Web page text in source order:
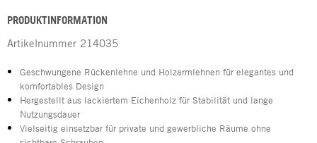
PRODUKTINFORMATION
Artikelnummer 214035
Geschwungene Rückenlehne und Holzarmlehnen für elegantes und
komfortables Design
Hergestellt aus lackiertem Eichenholz für Stabilität und lange
Nutzungsdauer
Vielseitig einsetzbar für private und gewerbliche Räume ohne